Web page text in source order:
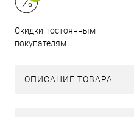
Скидки постоянным
покупателям
ОПИСАНИЕ ТОВАРА